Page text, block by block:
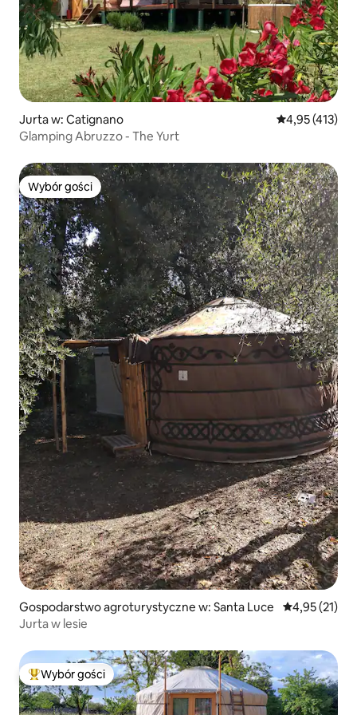
Jurta w: Catignano Średnia
4,95 (413)
Glamping Abruzzo - The Yurt
Wybór gości
Wybór gości
Gospodarstwo agroturystyczne w: Santa Luce Średnia
4,95 (21)
Jurta w lesie
Najpopularniejsze z kategorii Wybór gości
Wybór gości